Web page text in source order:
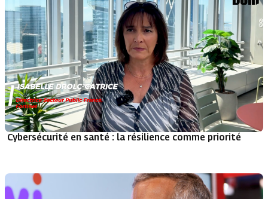
Cybersécurité en santé : la résilience comme priorité